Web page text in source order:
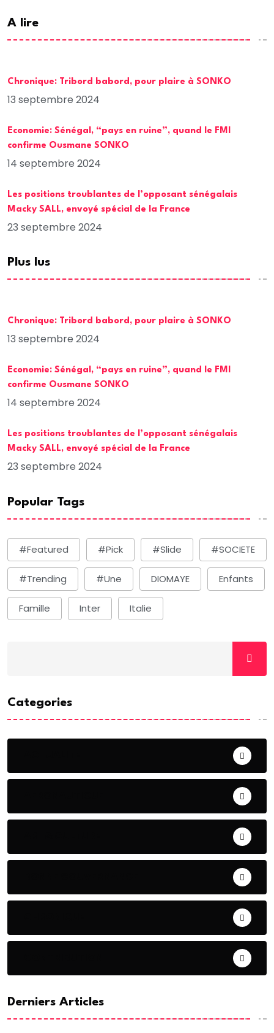
A lire
Chronique: Tribord babord, pour plaire à SONKO
13 septembre 2024
Economie: Sénégal, “pays en ruine”, quand le FMI
confirme Ousmane SONKO
14 septembre 2024
Les positions troublantes de l’opposant sénégalais
Macky SALL, envoyé spécial de la France
23 septembre 2024
Plus lus
Chronique: Tribord babord, pour plaire à SONKO
13 septembre 2024
Economie: Sénégal, “pays en ruine”, quand le FMI
confirme Ousmane SONKO
14 septembre 2024
Les positions troublantes de l’opposant sénégalais
Macky SALL, envoyé spécial de la France
23 septembre 2024
Popular Tags
#Featured #Pick #Slide #SOCIETE
#Trending #une DIOMAYE Enfants
Famille Inter Italie
Categories
Derniers Articles